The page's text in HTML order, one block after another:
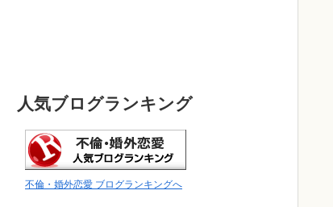
人気ブログランキング
不倫・婚外恋愛 ブログランキングへ